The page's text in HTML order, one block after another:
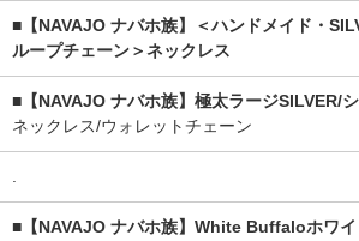
■【NAVAJO ナバホ族】＜ハンドメイド・
ループチェーン＞ネックレス
■【NAVAJO ナバホ族】極太ラージSILVER/
ネックレス/ウォレットチェーン
■【NAVAJO ナバホ族】White Buffaloホワ